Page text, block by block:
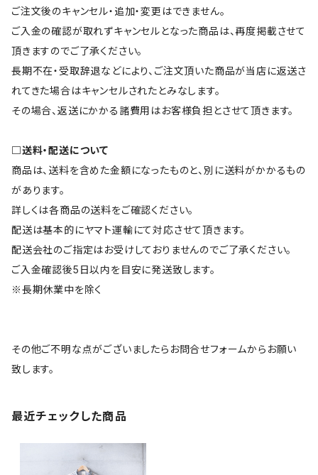
ご注文後のキャンセル・追加・変更はできません。
ご入金の確認が取れずキャンセルとなった商品は、再度掲載させて
頂きますのでご了承ください。
長期不在・受取辞退などにより、ご注文頂いた商品が当店に返送さ
れてきた場合はキャンセルされたとみなします。
その場合、返送にかかる諸費用はお客様負担とさせて頂きます。
□送料・配送について
商品は、送料を含めた金額になったものと、別に送料がかかるもの
があります。
詳しくは各商品の送料をご確認ください。
配送は基本的にヤマト運輸にて対応させて頂きます。
配送会社のご指定はお受けしておりませんのでご了承ください。
ご入金確認後5日以内を目安に発送致します。
※長期休業中を除く
その他ご不明な点がございましたらお問合せフォームからお願い
致します。
最近チェックした商品